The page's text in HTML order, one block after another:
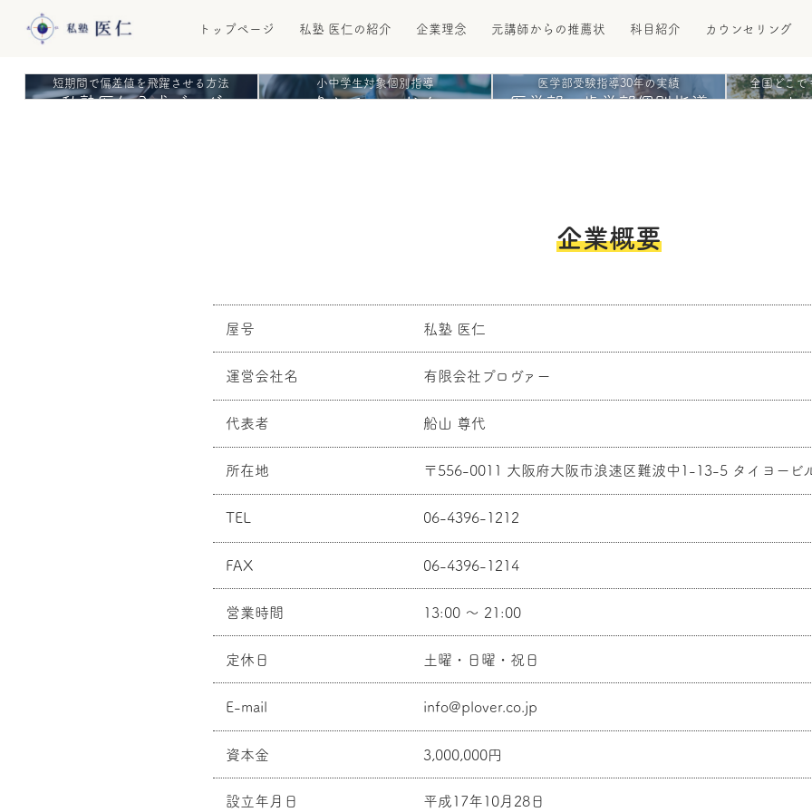
トップページ 私塾 医仁の紹介 企業理念 元講師からの推薦状 科目紹介 カウンセリング
短期間で偏差値を飛躍させる方法
私塾医仁公式ブログ
小中学生対象個別指導
りとる・いじん
医学部受験指導30年の実績
医学部・歯学部個別指導
全国どこで
オ
企業概要
屋号 私塾 医仁
運営会社名 有限会社プロヴァー
代表者 船山 尊代
所在地 〒556-0011 大阪府大阪市浪速区難波中1-13-5 タイヨービ
TEL 06-4396-1212
FAX 06-4396-1214
営業時間 13:00 ～ 21:00
定休日 土曜・日曜・祝日
E-mail info@plover.co.jp
資本金 3,000,000円
設立年月日 平成17年10月28日